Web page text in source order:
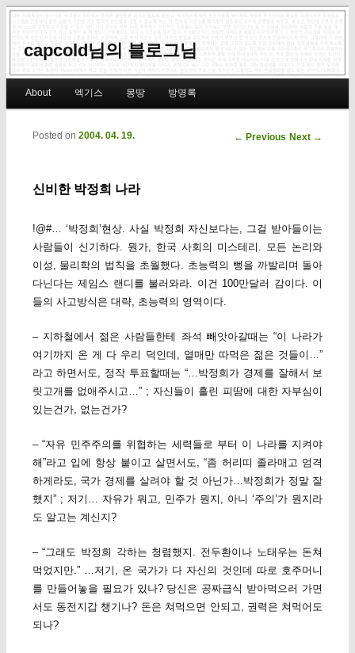
capcold님의 블로그님
Skip to primary content
Skip to secondary content
About 엑기스 몽땅 방명록
Post navigation
← Previous Next →
신비한 박정희 나라
Posted on 2004. 04. 19.
!@#… ‘박정희’현상. 사실 박정희 자신보다는, 그걸 받아들이는
사람들이 신기하다. 뭔가, 한국 사회의 미스테리. 모든 논리와
이성, 물리학의 법칙을 초월했다. 초능력의 뻥을 까발리며 돌아
다닌다는 제임스 랜디를 불러와라. 이건 100만달러 감이다. 이
들의 사고방식은 대략, 초능력의 영역이다.
– 지하철에서 젊은 사람들한테 좌석 빼앗아갈때는 “이 나라가
여기까지 온 게 다 우리 덕인데, 열매만 따먹은 젊은 것들이…”
라고 하면서도, 정작 투표할때는 “…박정희가 경제를 잘해서 보
릿고개를 없애주시고…” ; 자신들이 흘린 피땀에 대한 자부심이
있는건가, 없는건가?
– “자유 민주주의를 위협하는 세력들로 부터 이 나라를 지켜야
해”라고 입에 항상 붙이고 살면서도, “좀 허리띠 졸라매고 엄격
하게라도, 국가 경제를 살려야 할 것 아닌가…박정희가 정말 잘
했지” ; 저기… 자유가 뭐고, 민주가 뭔지, 아니 ‘주의’가 뭔지라
도 알고는 계신지?
– “그래도 박정희 각하는 청렴했지. 전두환이나 노태우는 돈쳐
먹었지만.” …저기, 온 국가가 다 자신의 것인데 따로 호주머니
를 만들어놓을 필요가 있나? 당신은 공짜급식 받아먹으러 가면
서도 동전지갑 챙기나? 돈은 쳐먹으면 안되고, 권력은 쳐먹어도
되나?